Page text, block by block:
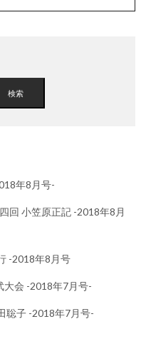
検索
年8月号-
回 小笠原正記 -2018年8月
-2018年8月号
大会 -2018年7月号-
聡子 -2018年7月号-